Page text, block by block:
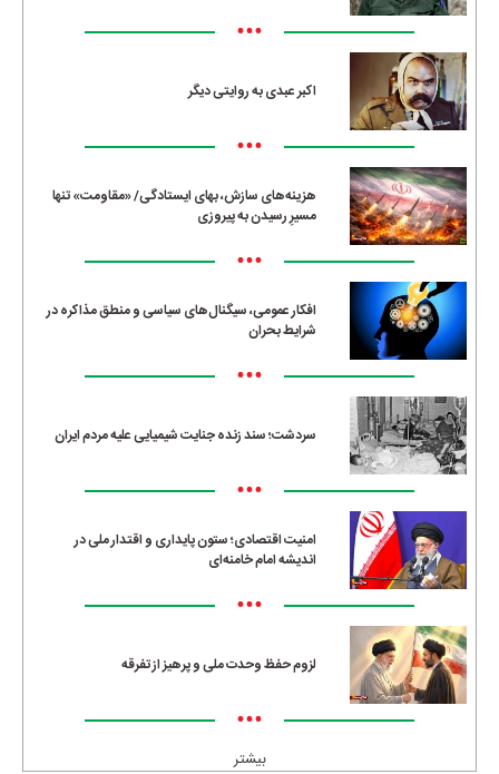
•••
اکبر عبدی به روایتی دیگر
•••
هزینه‌های سازش، بهای ایستادگی/ «مقاومت» تنها
مسیرِ رسیدن به پیروزی
•••
افکار عمومی، سیگنال‌های سیاسی و منطق مذاکره در
شرایط بحران
•••
سردشت؛ سند زنده جنایت شیمیایی علیه مردم ایران
•••
امنیت اقتصادی؛ ستون پایداری و اقتدار ملی در
اندیشه امام خامنه‌ای
•••
لزوم حفظ وحدت ملی و پرهیز از تفرقه
•••
بیشتر